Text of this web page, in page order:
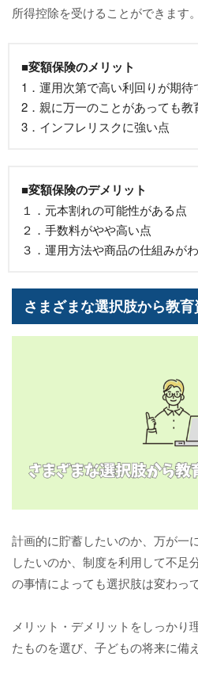
所得控除を受けることができます。
■変額保険のメリット
1．運用次第で高い利回りが期待
2．親に万一のことがあっても
3．インフレリスクに強い点
■変額保険のデメリット
１．元本割れの可能性がある点
２．手数料がやや高い点
３．運用方法や商品の仕組みが
さまざまな選択肢から教
計画的に貯蓄したいのか、万が一
したいのか、制度を利用して不足
の事情によっても選択肢は変わっ
メリット・デメリットをしっかり
たものを選び、子どもの将来に備